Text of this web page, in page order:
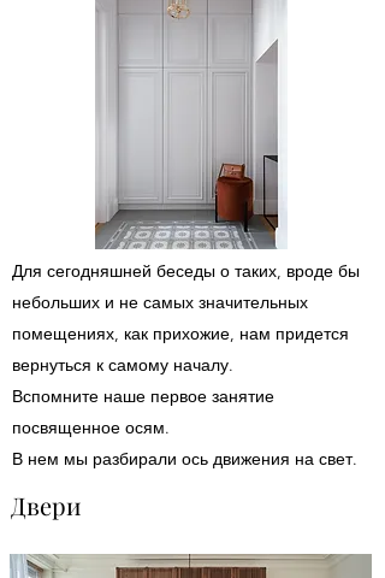
Для сегодняшней беседы о таких, вроде бы
небольших и не самых значительных
помещениях, как прихожие, нам придется
вернуться к самому началу.
Вспомните наше первое занятие
посвященное осям.
В нем мы разбирали ось движения на свет.
Двери